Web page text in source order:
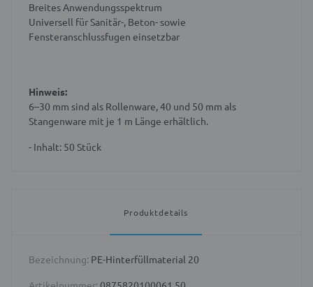
Breites Anwendungsspektrum
Universell für Sanitär-, Beton- sowie
Fensteranschlussfugen einsetzbar
Hinweis:
6–30 mm sind als Rollenware,40 und 50 mm als
Stangenware mit je 1 m Länge erhältlich.
- Inhalt: 50 Stück
Produktdetails
Bezeichnung: PE-Hinterfüllmaterial 20